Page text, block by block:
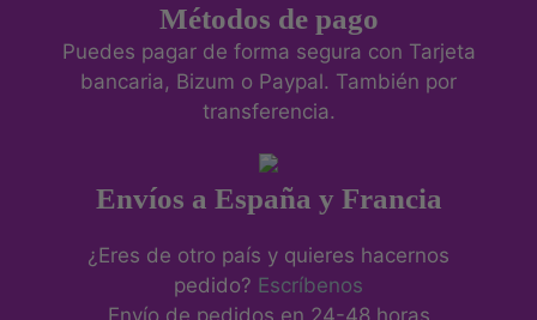
Métodos de pago
Puedes pagar de forma segura con Tarjeta
bancaria, Bizum o Paypal. También por
transferencia.
Envíos a España y Francia
¿Eres de otro país y quieres hacernos
pedido? Escríbenos
Envío de pedidos en 24-48 horas